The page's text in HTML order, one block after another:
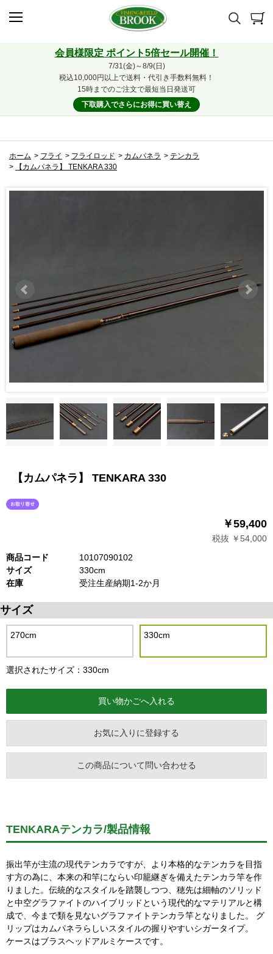
会員様限定 ポイント5倍セール開催！
7/31(金)～8/9(日)
税込10,000円以上で送料・代引き手数料無料！
15時までのご注文で最短当日発送可
下取購入でさらにお得に買い替え
ホーム > フライ > フライロッド > カムパネラ > テンカラ
>
【カムパネラ】 TENKARA 330
【カムパネラ】 TENKARA 330
￥59,400
税抜 ￥54,000
商品コード
10107090102
サイズ
330cm
在庫
受注生産納期1-2か月
サイズ
270cm 330cm
選択されたサイズ：330cm
お気に入りに登録する
この商品について問い合わせる
TENKARAテンカラ/製品情報
振出竿が主流の現代テンカラですが、より本格的なテンカラを目指
す方の為に、本来の和竿にならい印籠継ぎを備えたテンカラ竿を作
りました。伝統的なスタイルを踏襲しつつ、穂先は細軸のソリッド
と中空グラファイトのハイブリッドという現代的なマテリアルと構
成で、今まで類を見ないグラファイトテンカラ竿となりました。 グ
リップはカムパネラらしいスタイルの握りやすいシガータイプ。
ケースはブラスヘッドアルミケースです。